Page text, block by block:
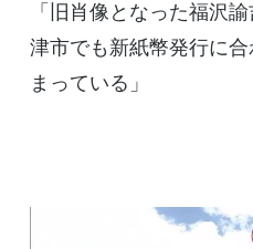
「旧肖像となった福沢
津市でも新紙幣発行に
まっている」